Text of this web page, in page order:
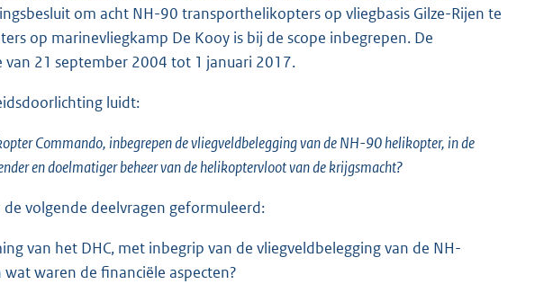
om acht NH-90 transporthelikopters op vliegbasis Gilze-Rijen te
op marinevliegkamp De Kooy is bij de scope inbegrepen. De
21 september 2004 tot 1 januari 2017.
luidt:
Commando, inbegrepen de vliegveldbelegging van de NH-90 helikopter, in de
en doelmatiger beheer van de helikoptervloot van de krijgsmacht?
volgende deelvragen geformuleerd:
van het DHC, met inbegrip van de vliegveldbelegging van de NH-
waren de financiële aspecten?